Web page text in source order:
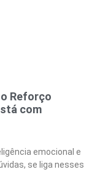
Reforço
com
emocional e
se liga nesses